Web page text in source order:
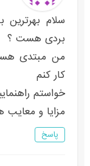
سلام بهرترین
بردی هست ؟
من مبتدی
کار کنم
خواستم
مزایا و معایب
پاسخ